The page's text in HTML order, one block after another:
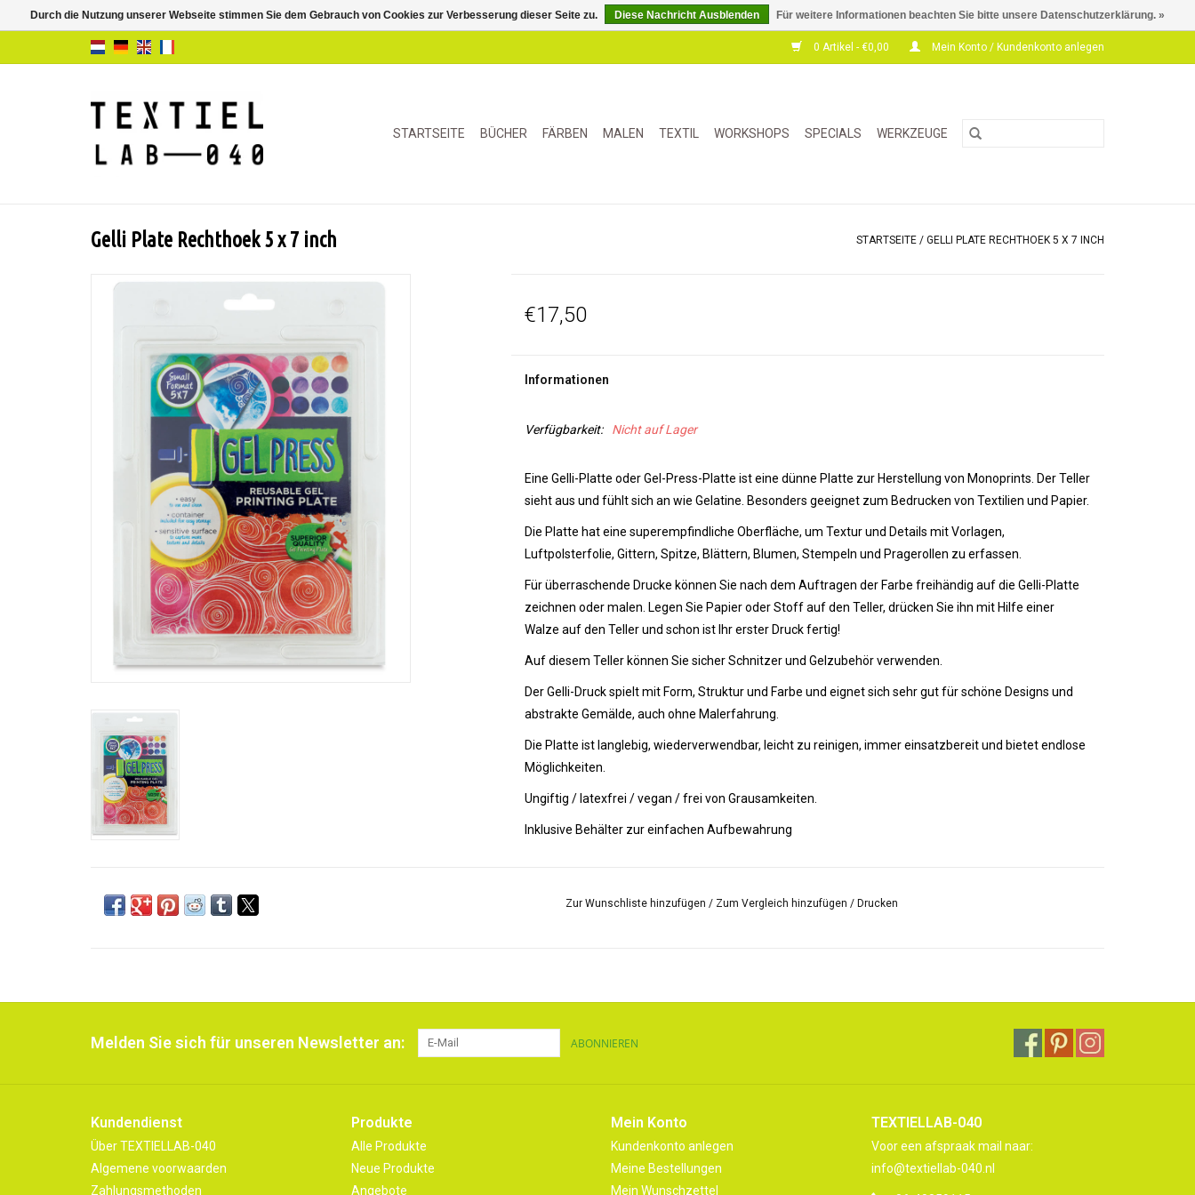
0 Artikel - €0,00 Mein Konto / Kundenkonto anlegen
STARTSEITE BÜCHER FÄRBEN MALEN TEXTIL WORKSHOPS SPECIALS WERKZEUGE
Gelli Plate Rechthoek 5 x 7 inch STARTSEITE / GELLI PLATE RECHTHOEK 5 X 7 INCH
€17,50
Informationen
Verfügbarkeit: Nicht auf Lager
Eine Gelli-Platte oder Gel-Press-Platte ist eine dünne Platte zur Herstellung von Monoprints. Der Teller
sieht aus und fühlt sich an wie Gelatine. Besonders geeignet zum Bedrucken von Textilien und Papier.
Die Platte hat eine superempfindliche Oberfläche, um Textur und Details mit Vorlagen,
Luftpolsterfolie, Gittern, Spitze, Blättern, Blumen, Stempeln und Pragerollen zu erfassen.
Für überraschende Drucke können Sie nach dem Auftragen der Farbe freihändig auf die Gelli-Platte
zeichnen oder malen. Legen Sie Papier oder Stoff auf den Teller, drücken Sie ihn mit Hilfe einer
Walze auf den Teller und schon ist Ihr erster Druck fertig!
Auf diesem Teller können Sie sicher Schnitzer und Gelzubehör verwenden.
Der Gelli-Druck spielt mit Form, Struktur und Farbe und eignet sich sehr gut für schöne Designs und
abstrakte Gemälde, auch ohne Malerfahrung.
Die Platte ist langlebig, wiederverwendbar, leicht zu reinigen, immer einsatzbereit und bietet endlose
Möglichkeiten.
Ungiftig / latexfrei / vegan / frei von Grausamkeiten.
Inklusive Behälter zur einfachen Aufbewahrung
Zur Wunschliste hinzufügen / Zum Vergleich hinzufügen /Drucken
Melden Sie sich für unseren Newsletter an: ABONNIEREN
Kundendienst
Über TEXTIELLAB-040
Algemene voorwaarden
Zahlungsmethoden
Produkte
Alle Produkte
Neue Produkte
Angebote
Mein Konto
Kundenkonto anlegen
Meine Bestellungen
Mein Wunschzettel
TEXTIELLAB-040
Voor een afspraak mail naar:
info@textiellab-040.nl
Durch die Nutzung unserer Webseite stimmen Sie dem Gebrauch von Cookies zur Verbesserung dieser Seite zu. Diese Nachricht Ausblenden Für weitere Informationen beachten Sie bitte unsere Datenschutzerklärung. »